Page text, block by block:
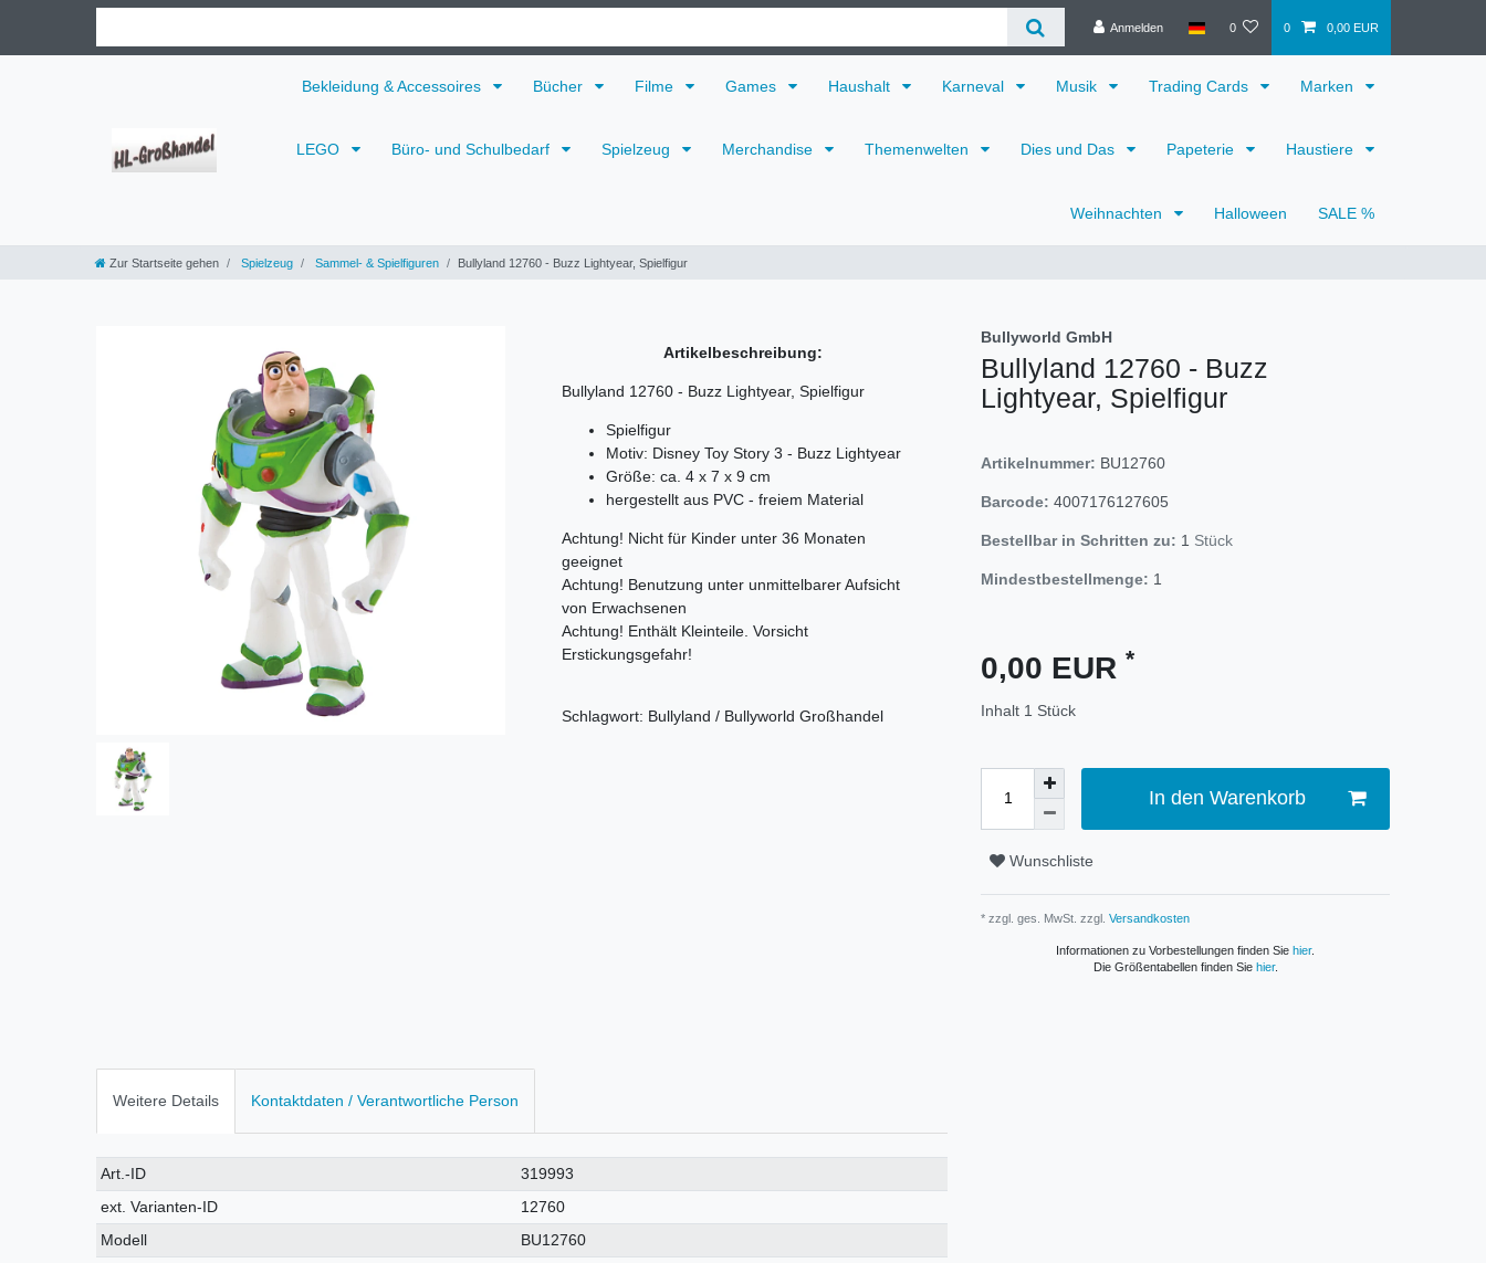
Anmelden 0 0 0,00 EUR
Bekleidung & Accessoires Bücher Filme Games Haushalt Karneval Musik Trading Cards Marken
LEGO Büro- und Schulbedarf Spielzeug Merchandise Themenwelten Dies und Das Papeterie Haustiere
Weihnachten Halloween SALE %
Zur Startseite gehen Spielzeug Sammel- & Spielfiguren Bullyland 12760 - Buzz Lightyear, Spielfigur
Artikelbeschreibung:
Bullyland 12760 - Buzz Lightyear, Spielfigur
Spielfigur
Motiv: Disney Toy Story 3 - Buzz Lightyear
Größe: ca. 4 x 7 x 9 cm
hergestellt aus PVC - freiem Material
Achtung! Nicht für Kinder unter 36 Monaten
geeignet
Achtung! Benutzung unter unmittelbarer Aufsicht
von Erwachsenen
Achtung! Enthält Kleinteile. Vorsicht
Erstickungsgefahr!
Schlagwort: Bullyland / Bullyworld Großhandel
Bullyworld GmbH
Bullyland 12760 - Buzz
Lightyear, Spielfigur
Artikelnummer: BU12760
Barcode: 4007176127605
Bestellbar in Schritten zu: 1 Stück
Mindestbestellmenge: 1
0,00 EUR *
Inhalt 1 Stück
In den Warenkorb
Wunschliste
* zzgl. ges. MwSt. zzgl. Versandkosten
Informationen zu Vorbestellungen finden Sie hier.
Die Größentabellen finden Sie hier.
Weitere Details Kontaktdaten / Verantwortliche Person
Technisches
Merkmal
Wert
Art.-ID
319993
ext. Varianten-ID
12760
Modell
BU12760